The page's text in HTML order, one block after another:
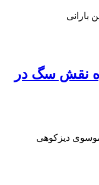
بارانی
نقش سگ در
دیزکوهی